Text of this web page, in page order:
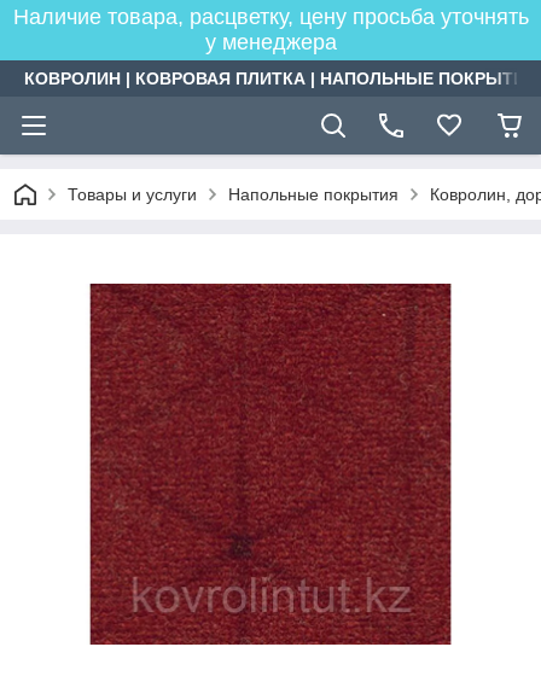
Наличие товара, расцветку, цену просьба уточнять
у менеджера
КОВРОЛИН | КОВРОВАЯ ПЛИТКА | НАПОЛЬНЫЕ
Товары и услуги Напольные покрытия Ковролин,